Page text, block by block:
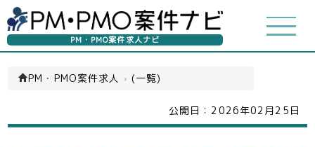
PM・PMO案件求人ナビ
PM・PMO案件求人 › (一覧)
公開日： 2026年02月25日